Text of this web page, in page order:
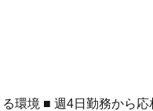
境 ■ 週4日勤務から応